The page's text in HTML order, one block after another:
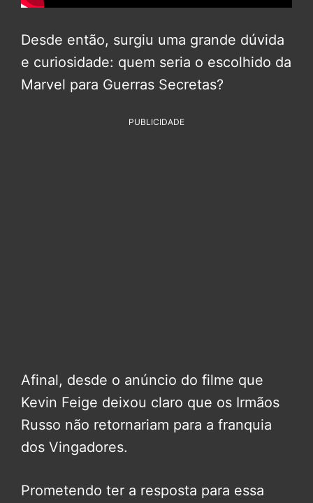
Desde então, surgiu uma grande dúvida
e curiosidade: quem seria o escolhido da
Marvel para Guerras Secretas?
PUBLICIDADE
Afinal, desde o anúncio do filme que
Kevin Feige deixou claro que os Irmãos
Russo não retornariam para a franquia
dos Vingadores.
Prometendo ter a resposta para essa